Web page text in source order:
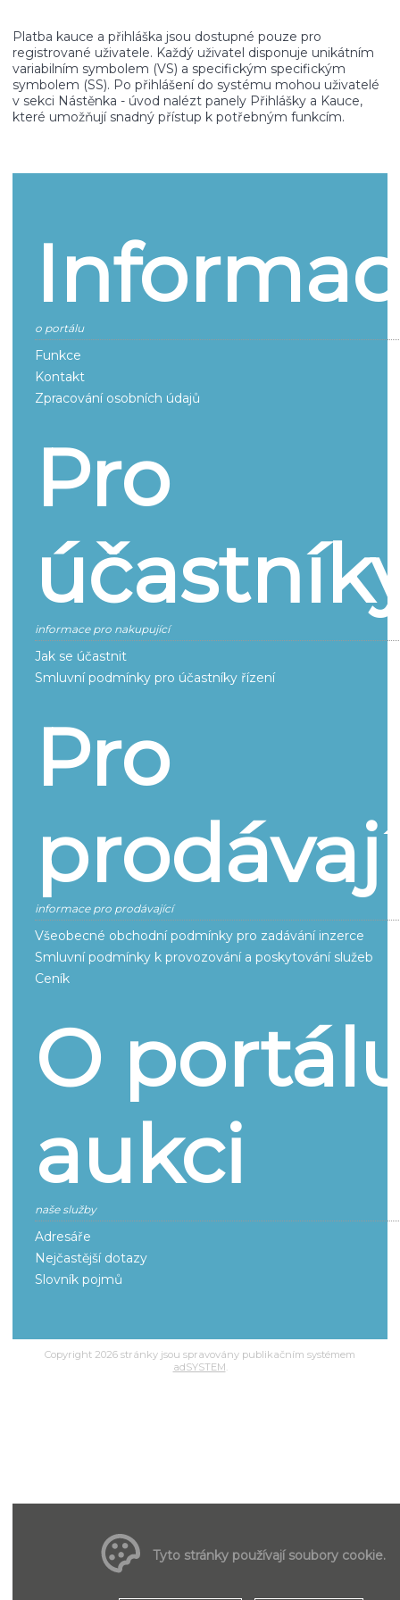
Platba kauce a přihláška jsou dostupné pouze pro
registrované uživatele. Každý uživatel disponuje unikátním
variabilním symbolem (VS) a specifickým specifickým
symbolem (SS). Po přihlášení do systému mohou uživatelé
v sekci Nástěnka - úvod nalézt panely Přihlášky a Kauce,
které umožňují snadný přístup k potřebným funkcím.
o portálu
Funkce
Kontakt
Zpracování osobních údajů
Pro
informace pro nakupující
Jak se účastnit
Smluvní podmínky pro účastníky řízení
Pro
informace pro prodávající
Všeobecné obchodní podmínky pro zadávání inzerce
Smluvní podmínky k provozování a poskytování služeb
Ceník
O
aukci
naše služby
Adresáře
Nejčastější dotazy
Slovník pojmů
Tyto stránky používají soubory cookie.
Copyright 2026 stránky jsou spravovány publikačním systémem
adSYSTEM.